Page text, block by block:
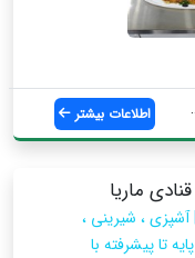
اطلاعات بیشتر
ماریا
، شیرینی ،
تا پیشرفته با